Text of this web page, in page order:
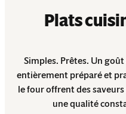
Plats
Simples. Prêtes. Un
entièrement préparé et
le four offrent des
une qualité